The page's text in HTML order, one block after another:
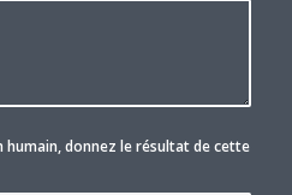
humain, donnez le résultat de cette